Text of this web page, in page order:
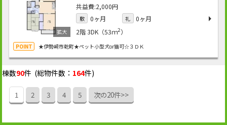
2,000円
敷 0ヶ月 礼
0ヶ月
2階3DK（53ｍ2）
★伊勢崎市乾町★ペット小型犬or猫可☆３ＤＫ
棟数90件 (総物件数： 164件)
1 2 3 4 5 次の20件>>